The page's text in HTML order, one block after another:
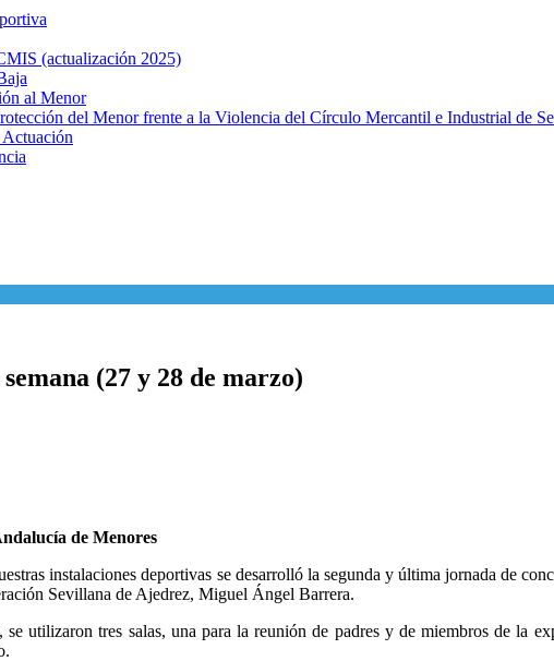
(actualización 2025)
al Menor
del Menor frente a la Violencia del Círculo Mercantil e Industrial de
(27 y 28 de marzo)
de Menores
instalaciones deportivas se desarrolló la segunda y última jornada de
Sevillana de Ajedrez, Miguel Ángel Barrera.
utilizaron tres salas, una para la reunión de padres y de miembros de la